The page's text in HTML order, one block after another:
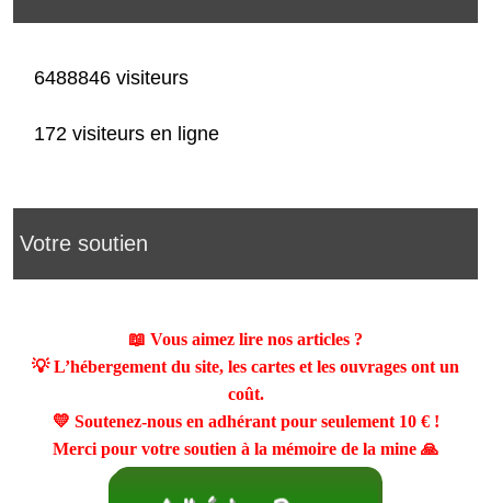
6488846 visiteurs
172 visiteurs en ligne
Votre soutien
📖 Vous aimez lire nos articles ?
💡 L’hébergement du site, les cartes et les ouvrages ont un
coût.
💛 Soutenez-nous en adhérant pour seulement 10 €!
Merci pour votre soutien à la mémoire de la mine 🙏